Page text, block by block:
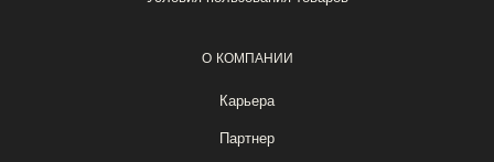
О КОМПАНИИ
Карьера
Партнер